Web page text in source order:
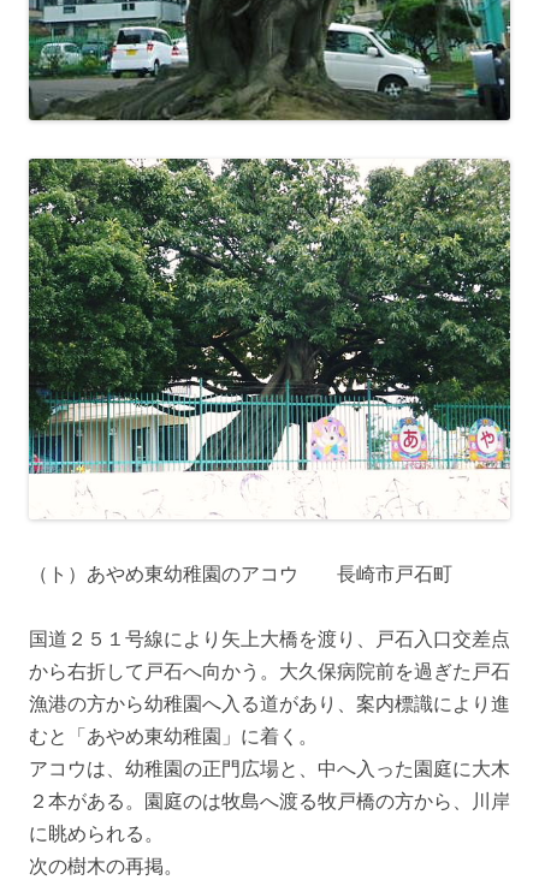
（ト）あやめ東幼稚園のアコウ 長崎市戸石町
国道２５１号線により矢上大橋を渡り、戸石入口交差点
から右折して戸石へ向かう。大久保病院前を過ぎた戸石
漁港の方から幼稚園へ入る道があり、案内標識により進
むと「あやめ東幼稚園」に着く。
アコウは、幼稚園の正門広場と、中へ入った園庭に大木
２本がある。園庭のは牧島へ渡る牧戸橋の方から、川岸
に眺められる。
次の樹木の再掲。